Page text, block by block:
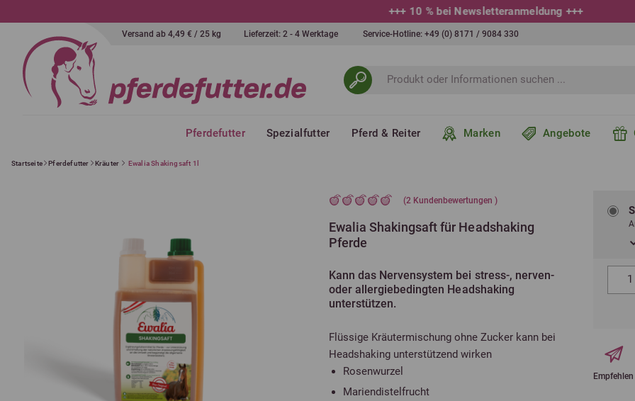
+++10 % bei Newsletteranmeldung+++
Versand ab 4,49 € / 25 kg Lieferzeit: 2 - 4 Werktage Service-Hotline: +49 (0) 8171 / 9084 330
Pferdefutter Spezialfutter Pferd & Reiter Marken Angebote
Startseite Pferdefutter Kräuter Ewalia Shakingsaft 1l
(2 Kundenbewertungen )
Ewalia Shakingsaft für Headshaking
Pferde
Kann das Nervensystem bei stress-, nerven-
oder allergiebedingten Headshaking
unterstützen.
Flüssige Kräutermischung ohne Zucker kann bei
Headshaking unterstützend wirken
Rosenwurzel
Mariendistelfrucht
Empfehlen